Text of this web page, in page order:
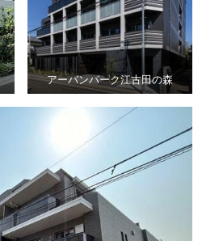
アーバンパーク江古田の森